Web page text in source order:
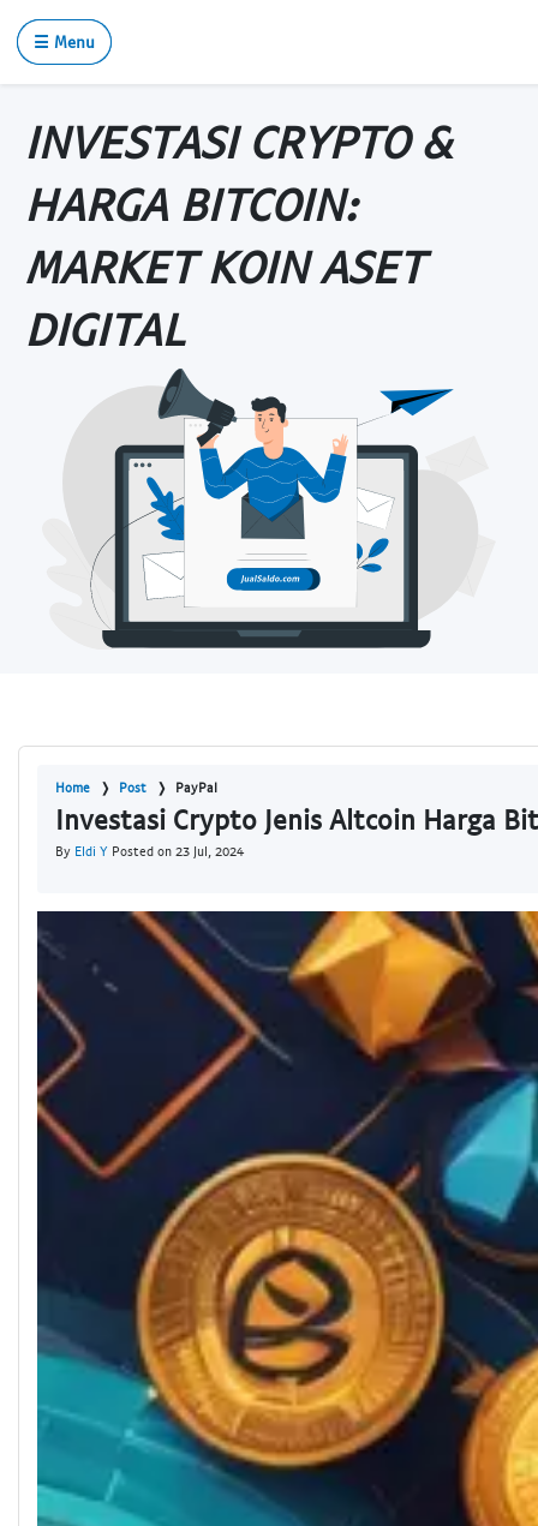
☰ Menu
INVESTASI CRYPTO &
HARGA BITCOIN:
MARKET KOIN ASET
DIGITAL
Home Post PayPal
Investasi Crypto Jenis Altcoin Harga
By Eldi Y Posted on 23 Jul, 2024